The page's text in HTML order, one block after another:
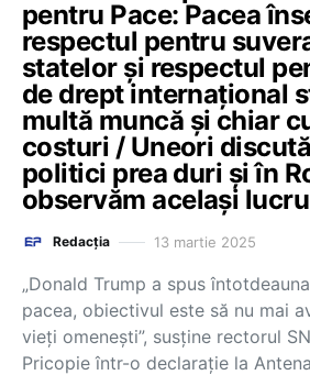
pentru Pace: Pacea
respectul pentru
statelor și respectul
de drept internațional
multă muncă și chiar
costuri / Uneori
politici prea duri și în
observăm același lucru
Redacția 13 martie 2025
„Donald Trump a spus
pacea, obiectivul este să nu mai
vieți omenești”, susține rectorul
Pricopie într-o declarație la